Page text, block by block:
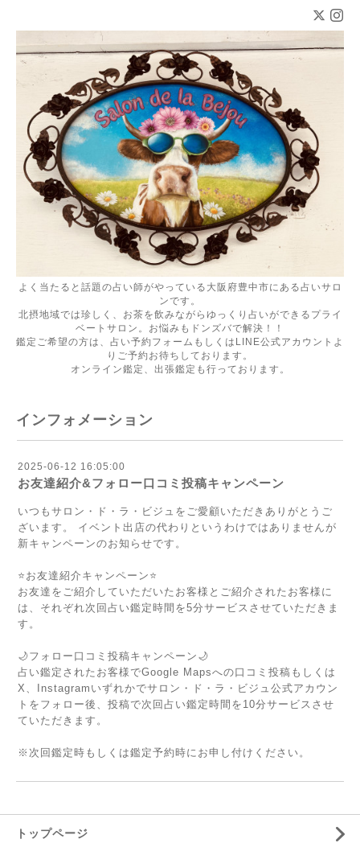
よく当たると話題の占い師がやっている大阪府豊中市にある占いサロ
ンです。
北摂地域では珍しく、お茶を飲みながらゆっくり占いができるプライ
ベートサロン。お悩みもドンズバで解決！！
鑑定ご希望の方は、占い予約フォームもしくはLINE公式アカウントよ
りご予約お待ちしております。
オンライン鑑定、出張鑑定も行っております。
インフォメーション
2025-06-12 16:05:00
お友達紹介&フォロー口コミ投稿キャンペーン
いつもサロン・ド・ラ・ビジュをご愛顧いただきありがとうご
ざいます。 イベント出店の代わりというわけではありませんが
新キャンペーンのお知らせです。
⭐️お友達紹介キャンペーン⭐️
お友達をご紹介していただいたお客様とご紹介されたお客様に
は、それぞれ次回占い鑑定時間を5分サービスさせていただきま
す。
🌙フォロー口コミ投稿キャンペーン🌙
占い鑑定されたお客様でGoogle Mapsへの口コミ投稿もしくは
X、Instagramいずれかでサロン・ド・ラ・ビジュ公式アカウン
トをフォロー後、投稿で次回占い鑑定時間を10分サービスさせ
ていただきます。
※次回鑑定時もしくは鑑定予約時にお申し付けください。
トップページ